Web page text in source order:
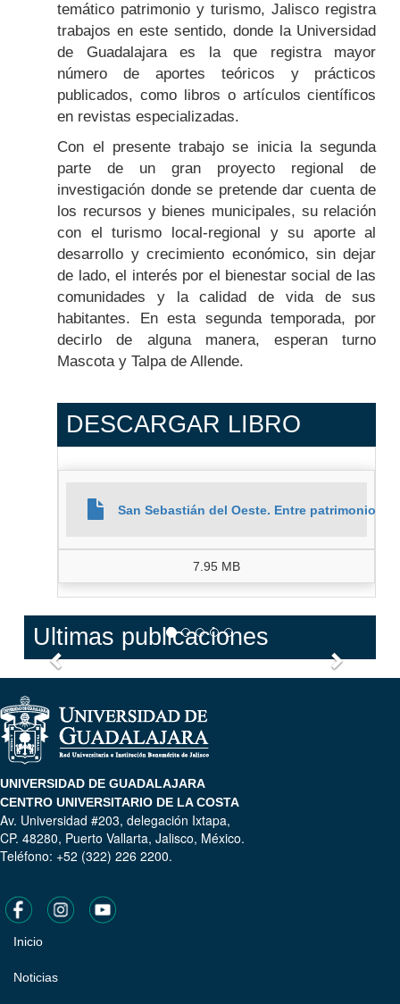
temático patrimonio y turismo, Jalisco registra
trabajos en este sentido, donde la Universidad
de Guadalajara es la que registra mayor
número de aportes teóricos y prácticos
publicados, como libros o artículos científicos
en revistas especializadas.
Con el presente trabajo se inicia la segunda
parte de un gran proyecto regional de
investigación donde se pretende dar cuenta de
los recursos y bienes municipales, su relación
con el turismo local-regional y su aporte al
desarrollo y crecimiento económico, sin dejar
de lado, el interés por el bienestar social de las
comunidades y la calidad de vida de sus
habitantes. En esta segunda temporada, por
decirlo de alguna manera, esperan turno
Mascota y Talpa de Allende.
DESCARGAR LIBRO
San Sebastián del Oeste. Entre patrimonio y
7.95 MB
Ultimas publicaciones
Anterior
UNIVERSIDAD DE GUADALAJARA
CENTRO UNIVERSITARIO DE LA COSTA
Av. Universidad #203, delegación Ixtapa,
CP. 48280, Puerto Vallarta, Jalisco, México.
Teléfono: +52 (322) 226 2200.
Pie
de
Inicio
Noticias